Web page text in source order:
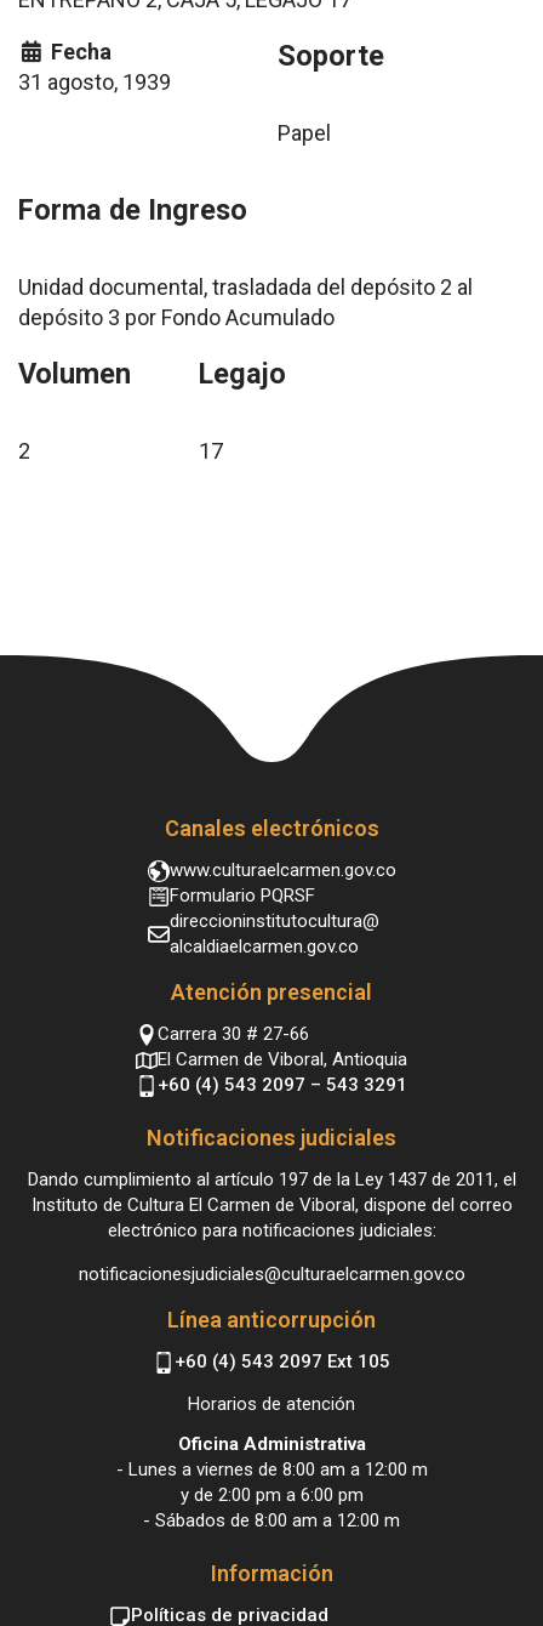
Fecha
31 agosto, 1939
Soporte
Papel
Forma de Ingreso
Unidad documental, trasladada del depósito 2 al
depósito 3 por Fondo Acumulado
Volumen
2
Legajo
17
Canales electrónicos
www.culturaelcarmen.gov.co
Formulario PQRSF
direccioninstitutocultura@
alcaldiaelcarmen.gov.co
Atención presencial
Carrera 30 # 27-66
El Carmen de Viboral, Antioquia
+60 (4) 543 2097 – 543 3291
Notificaciones judiciales
Dando cumplimiento al artículo 197 de la Ley 1437 de 2011, el
Instituto de Cultura El Carmen de Viboral, dispone del correo
electrónico para notificaciones judiciales:
notificacionesjudiciales@culturaelcarmen.gov.co
Línea anticorrupción
+60 (4) 543 2097 Ext 105
Horarios de atención
Oficina Administrativa
- Lunes a viernes de 8:00 am a 12:00 m
y de 2:00 pm a 6:00 pm
- Sábados de 8:00 am a 12:00 m
Información
Políticas de privacidad